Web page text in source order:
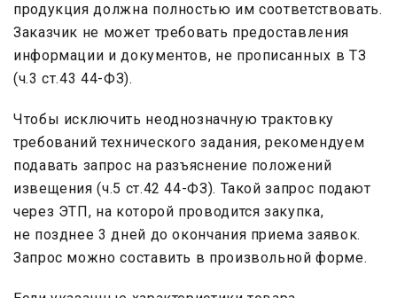
продукция должна полностью им соответствовать.
Заказчик не может требовать предоставления
информации и документов, не прописанных в ТЗ
(ч.3 ст.43 44-ФЗ).
Чтобы исключить неоднозначную трактовку
требований технического задания, рекомендуем
подавать запрос на разъяснение положений
извещения (ч.5 ст.42 44-ФЗ). Такой запрос подают
через ЭТП, на которой проводится закупка,
не позднее 3 дней до окончания приема заявок.
Запрос можно составить в произвольной форме.